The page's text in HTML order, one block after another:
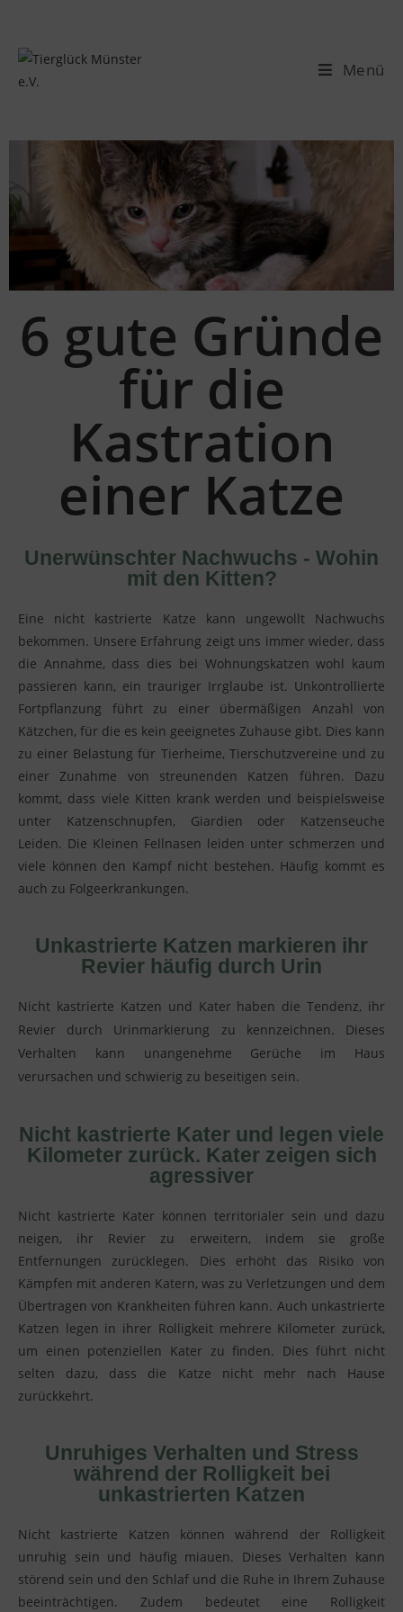
Menü
6 gute Gründe
für die
Kastration
einer Katze
Unerwünschter Nachwuchs - Wohin
mit den Kitten?
Eine nicht kastrierte Katze kann ungewollt Nachwuchs
bekommen. Unsere Erfahrung zeigt uns immer wieder, dass
die Annahme, dass dies bei Wohnungskatzen wohl kaum
passieren kann, ein trauriger Irrglaube ist. Unkontrollierte
Fortpflanzung führt zu einer übermäßigen Anzahl von
Kätzchen, für die es kein geeignetes Zuhause gibt. Dies kann
zu einer Belastung für Tierheime, Tierschutzvereine und zu
einer Zunahme von streunenden Katzen führen. Dazu
kommt, dass viele Kitten krank werden und beispielsweise
unter Katzenschnupfen, Giardien oder Katzenseuche
Leiden. Die Kleinen Fellnasen leiden unter schmerzen und
viele können den Kampf nicht bestehen. Häufig kommt es
auch zu Folgeerkrankungen.
Unkastrierte Katzen markieren ihr
Revier häufig durch Urin
Nicht kastrierte Katzen und Kater haben die Tendenz, ihr
Revier durch Urinmarkierung zu kennzeichnen. Dieses
Verhalten kann unangenehme Gerüche im Haus
verursachen und schwierig zu beseitigen sein.
Nicht kastrierte Kater und legen viele
Kilometer zurück. Kater zeigen sich
agressiver
Nicht kastrierte Kater können territorialer sein und dazu
neigen, ihr Revier zu erweitern, indem sie große
Entfernungen zurücklegen. Dies erhöht das Risiko von
Kämpfen mit anderen Katern, was zu Verletzungen und dem
Übertragen von Krankheiten führen kann. Auch unkastrierte
Katzen legen in ihrer Rolligkeit mehrere Kilometer zurück,
um einen potenziellen Kater zu finden. Dies führt nicht
selten dazu, dass die Katze nicht mehr nach Hause
zurückkehrt.
Unruhiges Verhalten und Stress
während der Rolligkeit bei
unkastrierten Katzen
Nicht kastrierte Katzen können während der Rolligkeit
unruhig sein und häufig miauen. Dieses Verhalten kann
störend sein und den Schlaf und die Ruhe in Ihrem Zuhause
beeinträchtigen. Zudem bedeutet eine Rolligkeit